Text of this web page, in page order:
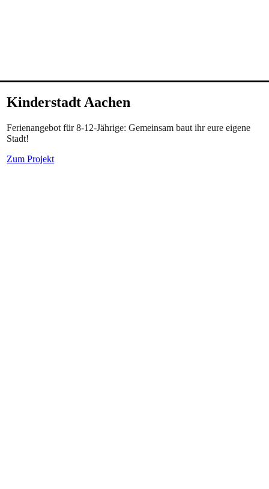
Kinderstadt Aachen
Ferienangebot für 8-12-Jährige: Gemeinsam baut ihr eure eigene
Stadt!
Zum Projekt